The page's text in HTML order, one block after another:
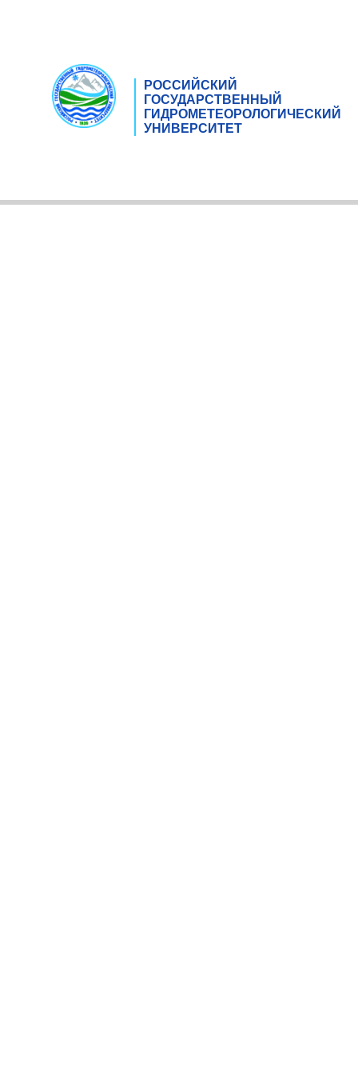
РОССИЙСКИЙ
ГОСУДАРСТВЕННЫЙ
ГИДРОМЕТЕОРОЛОГИЧЕСКИЙ
УНИВЕРСИТЕТ